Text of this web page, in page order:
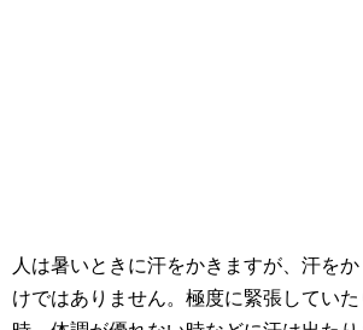
人は暑いときに汗をかきますが、汗を
けではありません。極度に緊張してい